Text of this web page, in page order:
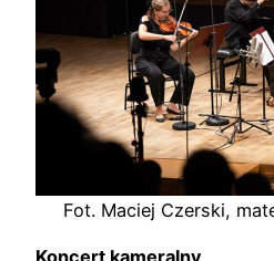
Fot. Maciej Czerski,
Koncert kameralny